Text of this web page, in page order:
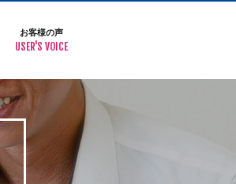
お客様の声
USER'S VOICE